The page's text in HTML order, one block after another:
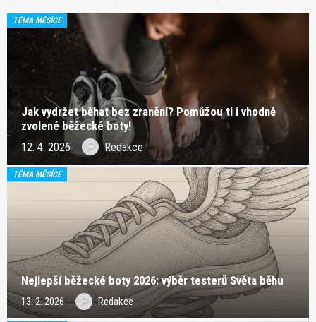
TÉMA MĚSÍCE
Jak vydržet běhat bez zranění? Pomůžou ti i vhodně
zvolené běžecké boty!
12. 4. 2026 Redakce
TÉMA MĚSÍCE
Nejlepší běžecké boty 2026: výběr testerů Světa běhu
13. 2. 2026 Redakce